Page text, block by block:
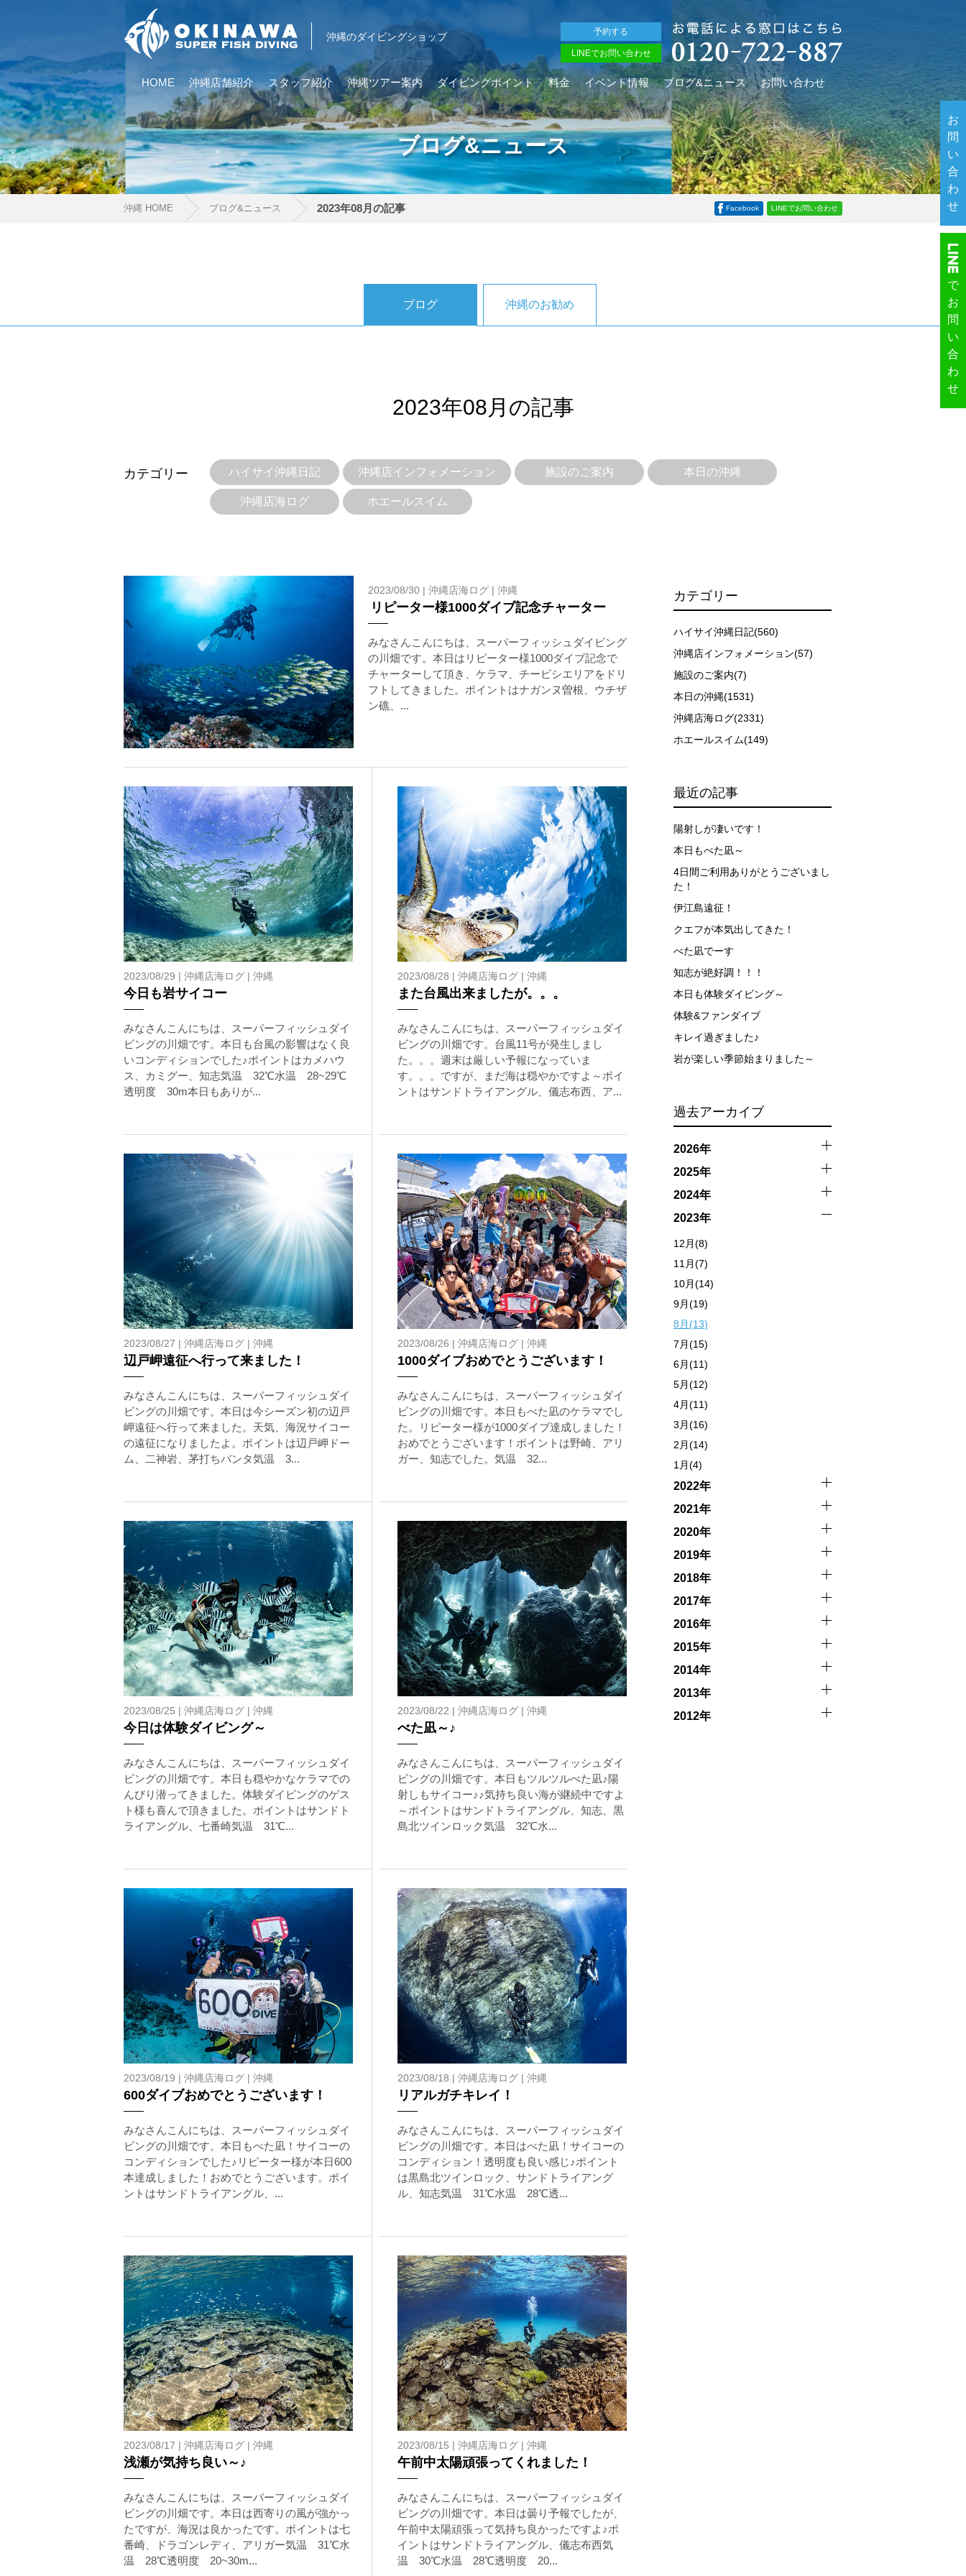
沖縄のダイビングショップ 予約する
LINEでお問い合わせ
ブログ&ニュース
HOME 沖縄店舗紹介 スタッフ紹介 沖縄ツアー案内 ダイビングポイント 料金 イベント情報 ブログ&ニュース お問い合わせ
沖縄 HOME ブログ&ニュース 2023年08月の記事 Facebook LINEでお問い合わせ
ブログ 沖縄のお勧め
2023年08月の記事
カテゴリー ハイサイ沖縄日記 沖縄店インフォメーション 施設のご案内 本日の沖縄
沖縄店海ログ ホエールスイム
2023/08/30 | 沖縄店海ログ | 沖縄
リピーター様1000ダイブ記念チャーター
みなさんこんにちは、スーパーフィッシュダイビング
の川畑です。本日はリピーター様1000ダイブ記念で
チャーターして頂き、ケラマ、チービシエリアをドリ
フトしてきました。ポイントはナガンヌ曽根、ウチザ
ン礁、...
2023/08/29 | 沖縄店海ログ | 沖縄
今日も岩サイコー
みなさんこんにちは、スーパーフィッシュダイ
ビングの川畑です。本日も台風の影響はなく良
いコンディションでした♪ポイントはカメハウ
ス、カミグー、知志気温 32℃水温 28~29℃
透明度 30m本日もありが...
2023/08/28 | 沖縄店海ログ | 沖縄
また台風出来ましたが。。。
みなさんこんにちは、スーパーフィッシュダイ
ビングの川畑です。台風11号が発生しまし
た。。。週末は厳しい予報になっていま
す。。。ですが、まだ海は穏やかですよ～ポイ
ントはサンドトライアングル、儀志布西、ア...
2023/08/27 | 沖縄店海ログ | 沖縄
辺戸岬遠征へ行って来ました！
みなさんこんにちは、スーパーフィッシュダイ
ビングの川畑です。本日は今シーズン初の辺戸
岬遠征へ行って来ました。天気、海況サイコー
の遠征になりましたよ。ポイントは辺戸岬ドー
ム、二神岩、茅打ちバンタ気温 3...
2023/08/26 | 沖縄店海ログ | 沖縄
1000ダイブおめでとうございます！
みなさんこんにちは、スーパーフィッシュダイ
ビングの川畑です。本日もべた凪のケラマでし
た。リピーター様が1000ダイブ達成しました！
おめでとうございます！ポイントは野崎、アリ
ガー、知志でした。気温 32...
2023/08/25 | 沖縄店海ログ | 沖縄
今日は体験ダイビング～
みなさんこんにちは、スーパーフィッシュダイ
ビングの川畑です。本日も穏やかなケラマでの
んびり潜ってきました。体験ダイビングのゲス
ト様も喜んで頂きました。ポイントはサンドト
ライアングル、七番崎気温 31℃...
2023/08/22 | 沖縄店海ログ | 沖縄
べた凪～♪
みなさんこんにちは、スーパーフィッシュダイ
ビングの川畑です。本日もツルツルべた凪♪陽
射しもサイコー♪♪気持ち良い海が継続中ですよ
～ポイントはサンドトライアングル、知志、黒
島北ツインロック気温 32℃水...
2023/08/19 | 沖縄店海ログ | 沖縄
600ダイブおめでとうございます！
みなさんこんにちは、スーパーフィッシュダイ
ビングの川畑です。本日もべた凪！サイコーの
コンディションでした♪リピーター様が本日600
本達成しました！おめでとうございます。ポイ
ントはサンドトライアングル、...
2023/08/18 | 沖縄店海ログ | 沖縄
リアルガチキレイ！
みなさんこんにちは、スーパーフィッシュダイ
ビングの川畑です。本日はべた凪！サイコーの
コンディション！透明度も良い感じ♪ポイント
は黒島北ツインロック、サンドトライアング
ル、知志気温 31℃水温 28℃透...
2023/08/17 | 沖縄店海ログ | 沖縄
浅瀬が気持ち良い～♪
みなさんこんにちは、スーパーフィッシュダイ
ビングの川畑です。本日は西寄りの風が強かっ
たですが、海況は良かったです。ポイントは七
番崎、ドラゴンレディ、アリガー気温 31℃水
温 28℃透明度 20~30m...
2023/08/15 | 沖縄店海ログ | 沖縄
午前中太陽頑張ってくれました！
みなさんこんにちは、スーパーフィッシュダイ
ビングの川畑です。本日は曇り予報でしたが、
午前中太陽頑張って気持ち良かったですよ♪ポ
イントはサンドトライアングル、儀志布西気
温 30℃水温 28℃透明度 20...
カテゴリー
ハイサイ沖縄日記(560)
沖縄店インフォメーション(57)
施設のご案内(7)
本日の沖縄(1531)
沖縄店海ログ(2331)
ホエールスイム(149)
最近の記事
陽射しが凄いです！
本日もべた凪～
4日間ご利用ありがとうございまし
た！
伊江島遠征！
クエフが本気出してきた！
べた凪でーす
知志が絶好調！！！
本日も体験ダイビング～
体験&ファンダイブ
キレイ過ぎました♪
岩が楽しい季節始まりました～
過去アーカイブ
2026年
2025年
2024年
2023年
12月(8)
11月(7)
10月(14)
9月(19)
8月(13)
7月(15)
6月(11)
5月(12)
4月(11)
3月(16)
2月(14)
1月(4)
2022年
2021年
2020年
2019年
2018年
2017年
2016年
2015年
2014年
2013年
2012年
クジラを発見した場合は、その時のクジラの様子や海況を確認し、ガイドがスイム開始可能と判断した場合にのみエントリーを行います。
3.クジラとの距離と泳ぎ方
クジラの観察は水面からのみとし、素潜りは禁止とします。クジラによっては、人が近くを泳ぐことを嫌い、逃げてしまう場合があります。そのため、原則として緊急時やガイドの指
示がある場合を除き、クジラの近くでフィンキックなどをして泳ぐことも禁止します。クジラは一度でもそのような行動を取る人間を嫌がってしまうと、その後スイムで近づくことが
できなくなる場合が多いため、必ずこれらの事項をお守りください。
4.スイム遂行の可否と返金について
ツアー当日は、ゲストの安全を最優先とし、可能な限りスイムが実施できるよう努めます。しかし、万が一海にエントリーできなかった場合や、クジラを発見できなかった場合でも返
金はいたしませんので、あらかじめご了承ください。
沖縄の1月～3月は、季節的に海が穏やかな日は多くありません。そのため、多少の波やうねりがある中でスノーケリングを行う場合が多くなります。泳力や体力に自信のない方、また
ツアー中に、スノーケリングやスキンダイビングの技術が本ツアーに参加できるレベルに達していないと判断した場合には、参加をお断りする場合があります。スキンダイビングの経
験が浅い方については、条件付きでのご案内となる場合があります。その際のご返金には応じかねますので、あらかじめご了承ください。これまでの経験については当日ご申告いただ
きますので、ご不安のある方は事前にご相談ください。
7.器材やスーツのレンタル
ホエールスイム参加時に使用する器材やスーツのレンタルをご希望の方は、事前にお申し出ください。
承諾しました。
ホエールスイムは、通常のスノーケリングやスキンダイビングに伴う危険に加え、予測不能なクジラの行動や、クジラとの接触によってトラブルが発生する可能性があります。さらに、
流れのある海上で、船上からエントリーやエキジットを行う際にもトラブルが生じる可能性があります。そして、これらを要因として傷害や損害が発生する場合があります。またホエー
ルスイムでは、これら以外にも想定できないトラブルが発生する可能性があります。
参加者はこれらのリスクを理解し、傷害や損害につながった場合、またはその他いかなる理由があっても、当ツアー開催主催者とガイド、船舶の保有者及び船長に対して損害賠償を請求
承諾しました。
閉じる
お
問
い
合
わ
せ
で
お
問
い
合
わ
せ